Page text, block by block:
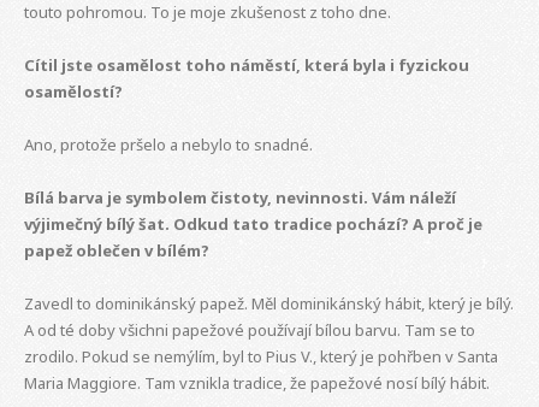
touto pohromou. To je moje zkušenost z toho dne.
Cítil jste osamělost toho náměstí, která byla i fyzickou
osamělostí?
Ano, protože pršelo a nebylo to snadné.
Bílá barva je symbolem čistoty, nevinnosti. Vám náleží
výjimečný bílý šat. Odkud tato tradice pochází? A proč je
papež oblečen v bílém?
Zavedl to dominikánský papež. Měl dominikánský hábit, který je bílý.
A od té doby všichni papežové používají bílou barvu. Tam se to
zrodilo. Pokud se nemýlím, byl to Pius V., který je pohřben v Santa
Maria Maggiore. Tam vznikla tradice, že papežové nosí bílý hábit.